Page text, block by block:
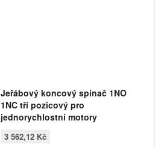
Jeřábový koncový spínač 1NO
1NC tří pozicový pro
jednorychlostní motory
3 562,12 Kč